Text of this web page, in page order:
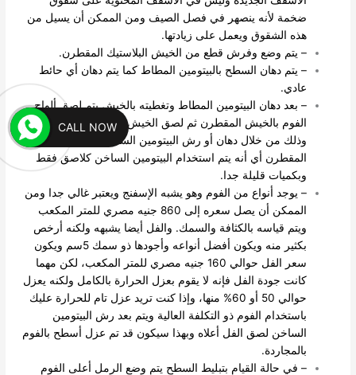
ضخمة لأنه ينصهر في فصل الصيف ومن الممكن أن يسيل من
هذه الشقوق ويعمل على زيادتها.
– يتم وضع وفرش قطع من الخيش البلاستيك المقطرن.
– يتم دهان السطح بالبيتومين المطاط كما يتم دهان أي حائط
عادي.
– بعد دهان البيتومين المطاط وتغطيته بالخيش يتم لصق ألواح
الفوم بالخيش المقطرن ثم لصق الخيش بالبيتومين المطاط
وذلك من خلال دهان أو رش البيتومين الساخن على الخيش
المقطرن أي أنه يتم استخدام البيتومين الساخن كلاصق فقط
وبكميات قليلة جدا.
– يوجد أنواع من الفوم وهو يشبه الإسفنج ويعتبر غالي جدا ومن
الممكن أن يصل سعره إلى 860 جنيه مصري للمتر المكعب
ويتم قياسه بالكثافة والسمك. والفل أيضا يشبهه ولكنه أرخص
بكثير منه ويكون أفضل أنواعه وأجودها ذو سمك 5سم ويكون
سعر الفل حوالي 160 جنيه مصري للمتر المكعب، لكن مهما
كانت جودة الفل فإنه لا يقوم بعزل الحرارة بالكامل ولكنه يعزل
حوالي 50 أو 60% منها، وإذا كنت تريد عزل تام للحرارة عليك
باستخدام الفوم ذو التكلفة العالية ويتم بعد رش البيتومين
الساخن لصق الفل أعلاه وبهذا سيكون قد تم عزل أسطح بالفوم
بالمجاردة.
– في حالة القيام بتبليط السطح يتم وضع الرمل أعلى الفوم
CALL NOW